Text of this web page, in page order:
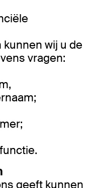
wij u de
vragen:
geeft kunnen